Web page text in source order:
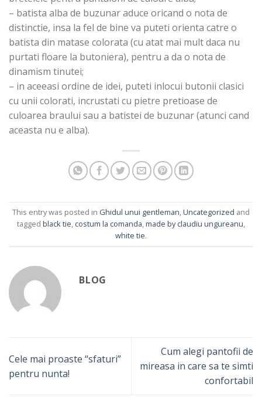
– batista alba de buzunar aduce oricand o nota de
distinctie, insa la fel de bine va puteti orienta catre o
batista din matase colorata (cu atat mai mult daca nu
purtati floare la butoniera), pentru a da o nota de
dinamism tinutei;
– in aceeasi ordine de idei, puteti inlocui butonii clasici
cu unii colorati, incrustati cu pietre pretioase de
culoarea braului sau a batistei de buzunar (atunci cand
aceasta nu e alba).
This entry was posted in Ghidul unui gentleman,Uncategorized and
tagged black tie, costum la comanda,made by claudiu ungureanu,
white tie.
BLOG
Cele mai proaste “sfaturi”
pentru nunta!
Cum alegi pantofii de
mireasa in care sa te simti
confortabil